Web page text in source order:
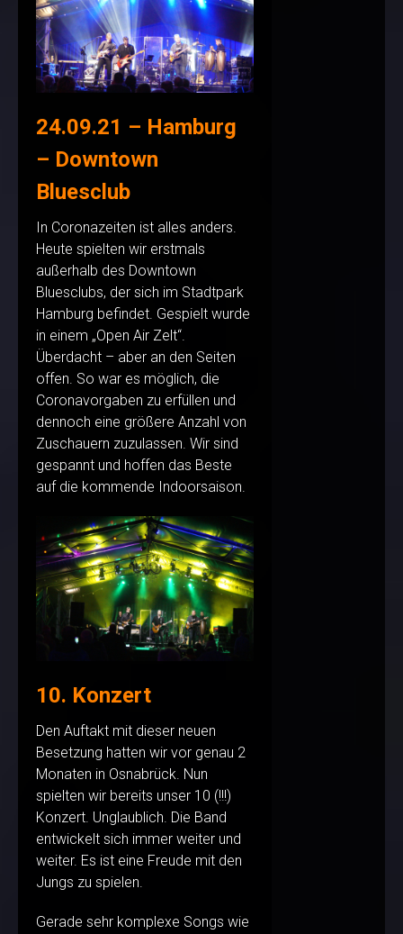
24.09.21 – Hamburg
– Downtown
Bluesclub
In Coronazeiten ist alles anders.
Heute spielten wir erstmals
außerhalb des Downtown
Bluesclubs, der sich im Stadtpark
Hamburg befindet. Gespielt wurde
in einem „Open Air Zelt“.
Überdacht – aber an den Seiten
offen. So war es möglich, die
Coronavorgaben zu erfüllen und
dennoch eine größere Anzahl von
Zuschauern zuzulassen. Wir sind
gespannt und hoffen das Beste
auf die kommende Indoorsaison.
10. Konzert
Den Auftakt mit dieser neuen
Besetzung hatten wir vor genau 2
Monaten in Osnabrück. Nun
spielten wir bereits unser 10 (!!!)
Konzert. Unglaublich. Die Band
entwickelt sich immer weiter und
weiter. Es ist eine Freude mit den
Jungs zu spielen.
Gerade sehr komplexe Songs wie